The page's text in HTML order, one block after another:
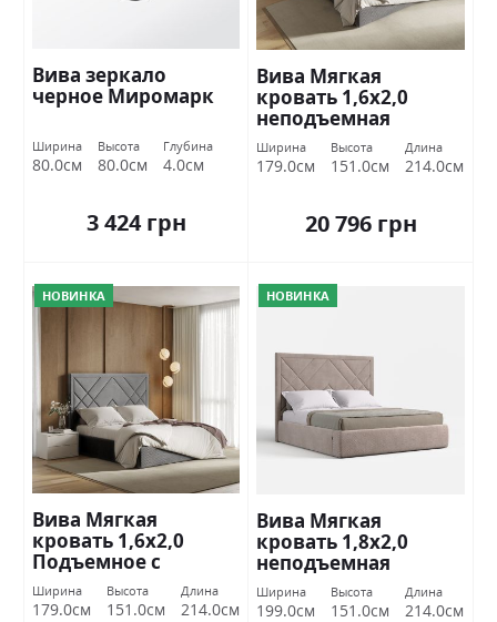
Вива зеркало
черное Миромарк
Ширина
80.0см
Высота
80.0см
Глубина
4.0см
3 424 грн
Вива Мягкая
кровать 1,6х2,0
неподъемная
Миромарк
Ширина
179.0см
Высота
151.0см
Длина
214.0см
20 796 грн
НОВИНКА
Вива Мягкая
кровать 1,6х2,0
Подъемное с
каркасом Міромарк
Ширина
179.0см
Высота
151.0см
Длина
214.0см
НОВИНКА
Вива Мягкая
кровать 1,8х2,0
неподъемная
Миромарк
Ширина
199.0см
Высота
151.0см
Длина
214.0см